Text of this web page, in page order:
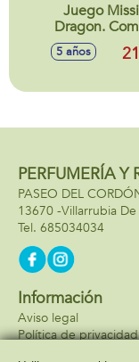
Juego
Dragon.
para
torre mas
5 años
PERFUMERÍA Y
PASEO DEL
13670 -Villarrubia
685034034
Información
Aviso legal
Política de privacidad